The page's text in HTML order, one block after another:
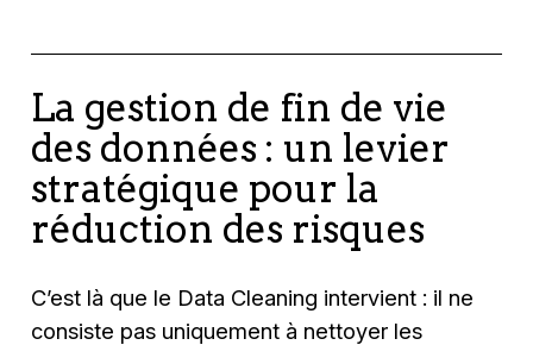
La gestion de fin de vie
des données : un levier
stratégique pour la
réduction des risques
C’est là que le Data Cleaning intervient : il ne
consiste pas uniquement à nettoyer les